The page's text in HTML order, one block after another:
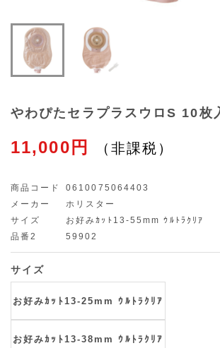
やわぴたセラプラスウロS 10枚
11,000円
商品コード
0610075064403
メーカー
ホリスター
サイズ
お好みｶｯﾄ13-55mm ｳﾙﾄﾗｸﾘｱ
品番2
59902
サイズ
お好みｶｯﾄ13-25mm ｳﾙﾄﾗｸﾘｱ
お好みｶｯﾄ13-38mm ｳﾙﾄﾗｸﾘｱ